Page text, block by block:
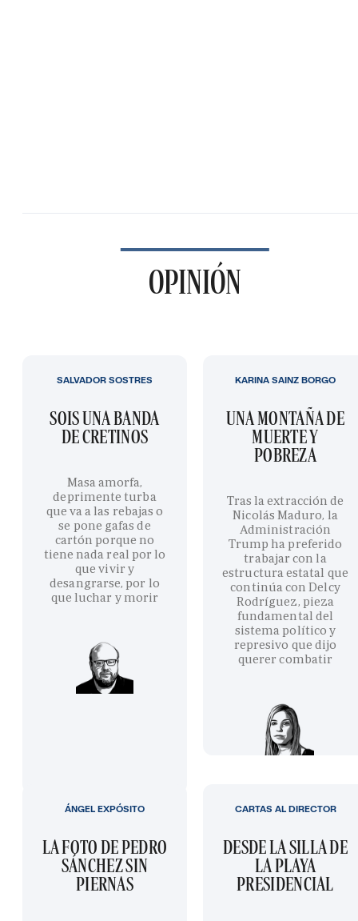
OPINIÓN
SOIS UNA BANDA
DE CRETINOS
Masa amorfa,
deprimente turba
que va a las rebajas o
se pone gafas de
cartón porque no
tiene nada real por lo
que vivir y
desangrarse, por lo
que luchar y morir
SALVADOR SOSTRES
UNA MONTAÑA DE
MUERTE Y
POBREZA
Tras la extracción de
Nicolás Maduro, la
Administración
Trump ha preferido
trabajar con la
estructura estatal que
continúa con Delcy
Rodríguez, pieza
fundamental del
sistema político y
represivo que dijo
querer combatir
KARINA SAINZ BORGO
LA FOTO DE PEDRO
SÁNCHEZ SIN
PIERNAS
ÁNGEL EXPÓSITO
DESDE LA SILLA DE
LA PLAYA
PRESIDENCIAL
CARTAS AL DIRECTOR